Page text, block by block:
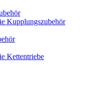
Kupplungszubehör
Kettentriebe